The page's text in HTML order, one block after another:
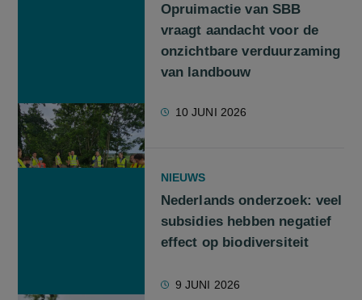
Opruimactie van SBB
vraagt aandacht voor de
onzichtbare verduurzaming
van landbouw
10 JUNI 2026
NIEUWS
Nederlands onderzoek: veel
subsidies hebben negatief
effect op biodiversiteit
9 JUNI 2026